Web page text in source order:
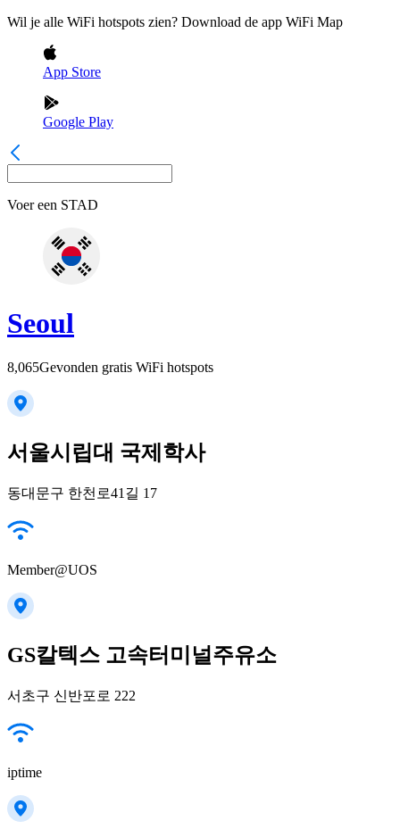
Wil je alle WiFi hotspots zien? Download de app WiFi Map
App Store
Google Play
Voer een STAD
Seoul
8,065Gevonden gratis WiFi hotspots
서울시립대 국제학사
동대문구 한천로41길 17
Member@UOS
GS칼텍스 고속터미널주유소
서초구 신반포로 222
iptime